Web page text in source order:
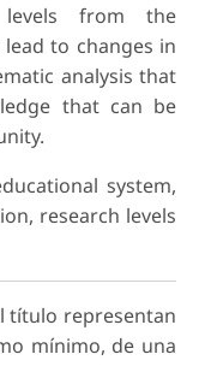
from the
to changes in
analysis that
that can be
system,
research levels
título representan
mínimo, de una